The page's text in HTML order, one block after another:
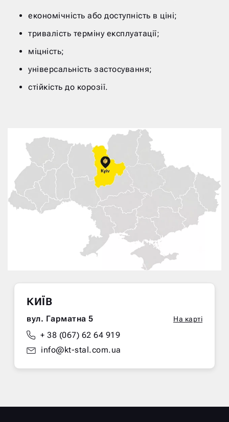
економічність або доступність в ціні;
тривалість терміну експлуатації;
міцність;
універсальність застосування;
стійкість до корозії.
КИЇВ
вул. Гарматна 5 На карті
+ 38 (067) 62 64 919
info@kt-stal.com.ua